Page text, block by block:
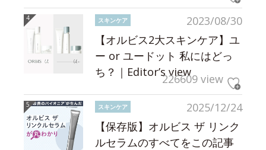
2023/08/30
スキンケア
【オルビス2大スキンケア】ユ
ー or ユードット 私にはどっ
ち？｜Editor’s view226609 view
2025/12/24
スキンケア
【保存版】オルビス ザ リンク
ルセラムのすべてをこの記事